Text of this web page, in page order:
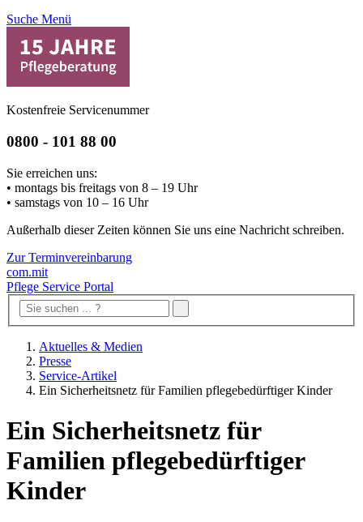
Suche Menü
Kostenfreie Servicenummer
0800 - 101 88 00
Sie erreichen uns:
• montags bis freitags von 8 – 19 Uhr
• samstags von 10 – 16 Uhr
Außerhalb dieser Zeiten können Sie uns eine Nachricht schreiben.
Zur Terminvereinbarung
com.mit
Pflege Service Portal
Aktuelles & Medien
Presse
Service-Artikel
Ein Sicherheitsnetz für Familien pflegebedürftiger Kinder
Ein Sicherheitsnetz für
Familien pflegebedürftiger
Kinder